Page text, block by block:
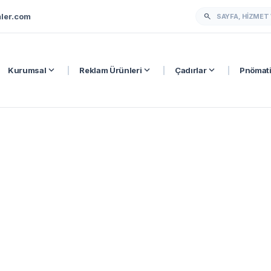
search
Kurumsal expand_more Reklam Ürünleri expand_more Çadırlarexpand_more